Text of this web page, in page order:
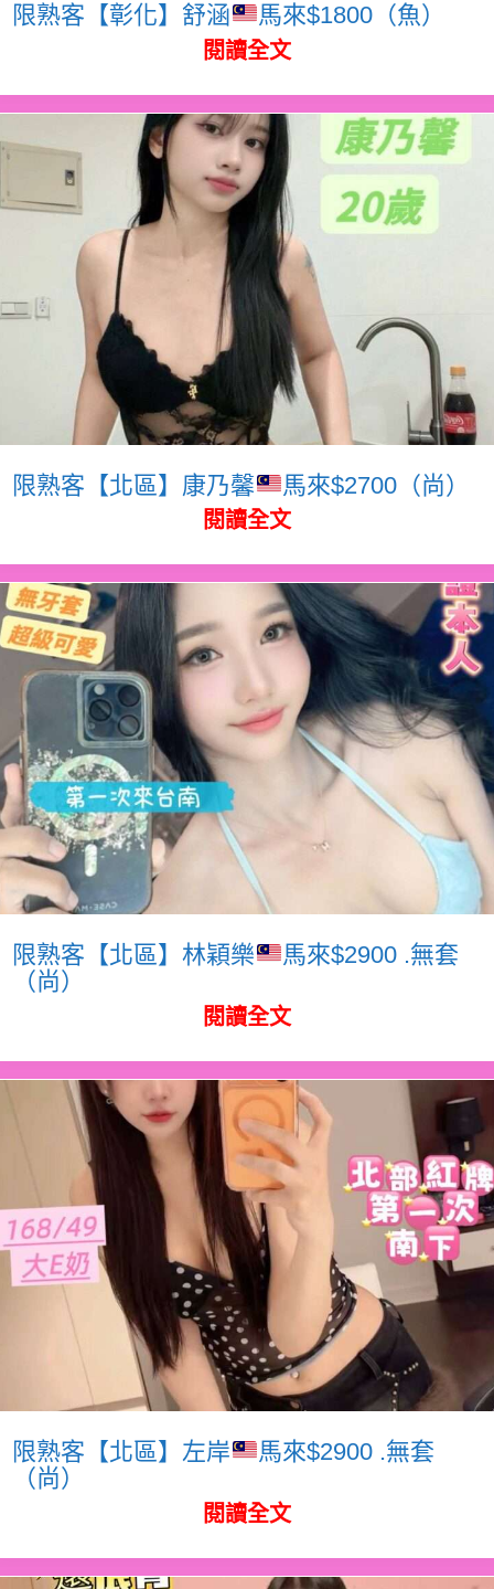
限熟客【彰化】舒涵 馬來$1800（魚）
閱讀全文
限熟客【北區】康乃馨 馬來$2700（尚）
閱讀全文
限熟客【北區】林穎樂
馬來$2900 .無套
（尚）
閱讀全文
限熟客【北區】左岸
馬來$2900 .無套
（尚）
閱讀全文